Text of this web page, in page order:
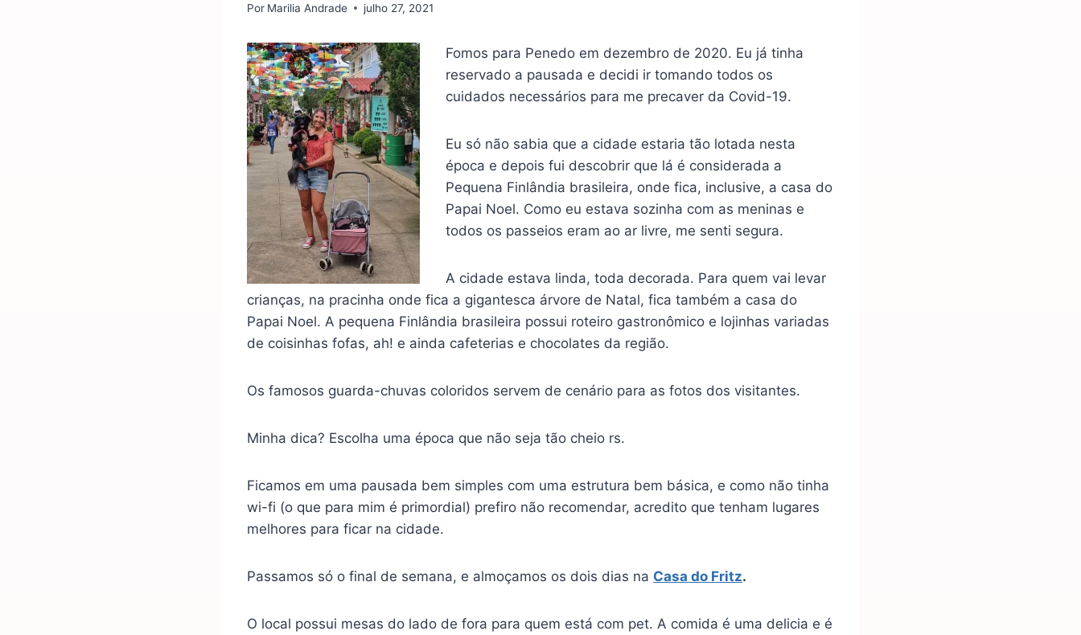
Por Marilia Andrade julho 27, 2021
Fomos para Penedo em dezembro de 2020. Eu já tinha
reservado a pausada e decidi ir tomando todos os
cuidados necessários para me precaver da Covid-19.
Eu só não sabia que a cidade estaria tão lotada nesta
época e depois fui descobrir que lá é considerada a
Pequena Finlândia brasileira, onde fica, inclusive, a casa do
Papai Noel. Como eu estava sozinha com as meninas e
todos os passeios eram ao ar livre, me senti segura.
A cidade estava linda, toda decorada. Para quem vai levar
crianças, na pracinha onde fica a gigantesca árvore de Natal, fica também a casa do
Papai Noel. A pequena Finlândia brasileira possui roteiro gastronômico e lojinhas variadas
de coisinhas fofas, ah! e ainda cafeterias e chocolates da região.
Os famosos guarda-chuvas coloridos servem de cenário para as fotos dos visitantes.
Minha dica? Escolha uma época que não seja tão cheio rs.
Ficamos em uma pausada bem simples com uma estrutura bem básica, e como não tinha
wi-fi (o que para mim é primordial) prefiro não recomendar, acredito que tenham lugares
melhores para ficar na cidade.
Passamos só o final de semana, e almoçamos os dois dias na Casa do Fritz.
O local possui mesas do lado de fora para quem está com pet. A comida é uma delicia e é